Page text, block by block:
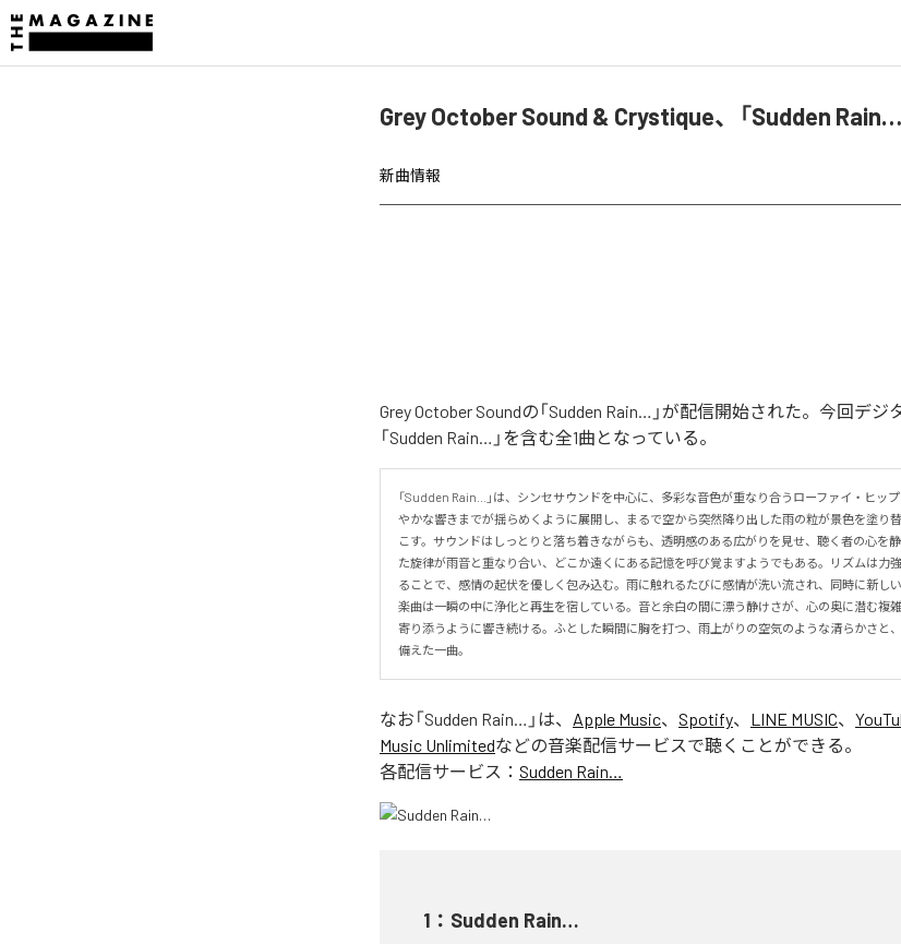
Grey October Sound & Crystique、「Sudden
新曲情報
Grey October Soundの「Sudden Rain…」が配信開始された。今回デジ
「Sudden Rain…」を含む全1曲となっている。
「Sudden Rain…」は、シンセサウンドを中心に、多彩な音色が重なり合うローファイ・ヒッ
やかな響きまでが揺らめくように展開し、まるで空から突然降り出した雨の粒が景色を塗り
こす。サウンドはしっとりと落ち着きながらも、透明感のある広がりを見せ、聴く者の心を
た旋律が雨音と重なり合い、どこか遠くにある記憶を呼び覚ますようでもある。リズムは力
ることで、感情の起伏を優しく包み込む。雨に触れるたびに感情が洗い流され、同時に新し
楽曲は一瞬の中に浄化と再生を宿している。音と余白の間に漂う静けさが、心の奥に潜む複
寄り添うように響き続ける。ふとした瞬間に胸を打つ、雨上がりの空気のような清らかさと
備えた一曲。
なお「Sudden Rain… 」は、 Apple Music、 Spotify、 LINE MUSIC、
Music Unlimitedなどの音楽配信サービスで聴くことができる。
各配信サービス： Sudden Rain…
1 ： Sudden Rain…